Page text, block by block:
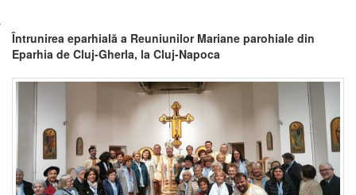
Întrunirea eparhială a Reuniunilor Mariane parohiale din
Eparhia de Cluj-Gherla, la Cluj-Napoca